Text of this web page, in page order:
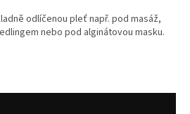
odlíčenou pleť např. pod masáž,
nebo pod alginátovou masku.